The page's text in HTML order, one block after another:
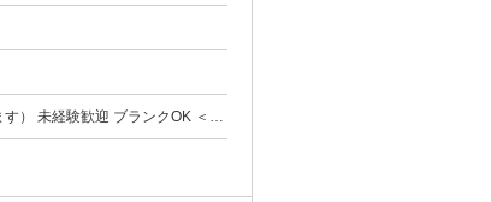
未経験歓迎 ブランクOK ＜こ